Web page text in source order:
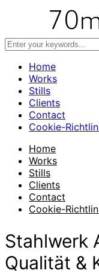
Home
Works
Stills
Clients
Contact
Cookie-
Home
Works
Stills
Clients
Contact
Cookie-
Stahlwerk
Qualität &